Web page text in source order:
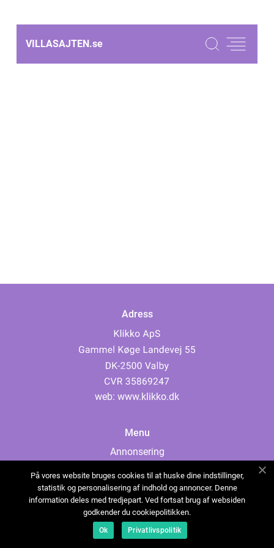
VILLASAJTEN.se
Adress
web: www.klikko.dk
Menu
Annonsering
Cookies
Kontakta oss
Sitemap
På vores website bruges cookies til at huske dine indstillinger,
statistik og personalisering af indhold og annoncer. Denne
information deles med tredjepart. Ved fortsat brug af websiden
godkender du cookiepolitikken.
Ok Privatlivspolitik